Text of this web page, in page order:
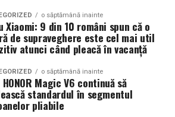
care vremea poate fi imprevizibila,
includ atat zone urbane,
sau colinare. O masina pregatita
ajunga la eveniment in siguranta si
de conditiile de drum.
o săptămână inainte
Xiaomi: 9 din 10 români spun că o
de supraveghere este cel mai util
atunci când pleacă în vacanță
o săptămână inainte
Magic V6 continuă să
standardul în segmentul
pliabile